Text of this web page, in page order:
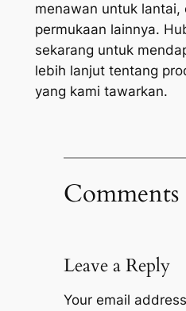
menawan untuk lantai,
permukaan lainnya.
sekarang untuk
lebih lanjut tentang
yang kami tawarkan.
Comments
Leave a Reply
Your email